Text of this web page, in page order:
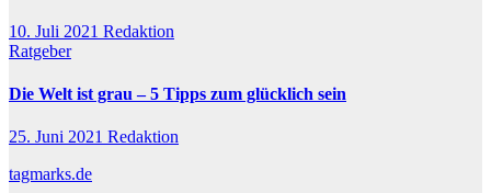
10. Juli 2021 Redaktion
Ratgeber
Die Welt ist grau – 5 Tipps zum glücklich sein
25. Juni 2021 Redaktion
tagmarks.de